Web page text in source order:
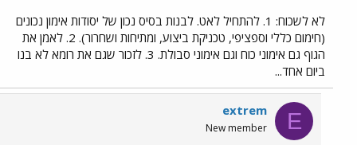
לא לשכוח: 1. להתחיל לאט. לבנות בסיס נכון של יסודות אימון נכונים
(חימום כללי וספציפי, טכניקת ביצוע, ומתיחות ושחרור). 2. לאמן את
הגוף גם אימוני כוח וגם אימוני סבולת. 3. לזכור שגם את רומא לא בנו
ביום אחד...
E
extrem
New member